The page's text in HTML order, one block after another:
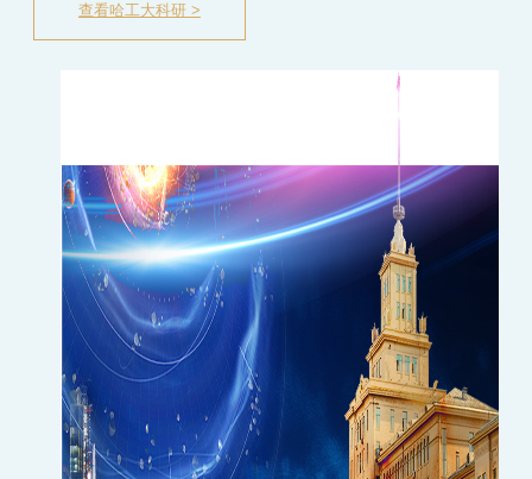
查看哈工大科研 >